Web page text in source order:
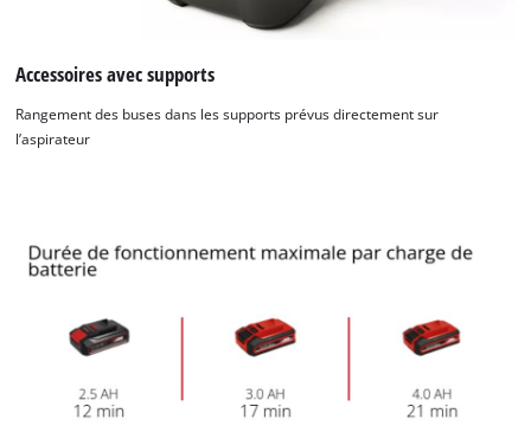
Accessoires avec supports
Rangement des buses dans les supports prévus directement sur
l’aspirateur